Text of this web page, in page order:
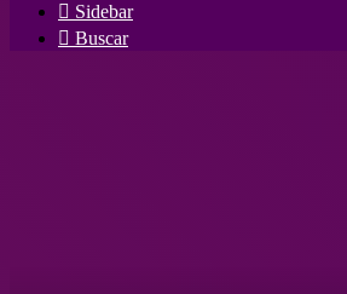
Sidebar
Buscar